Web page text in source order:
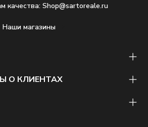
О КЛИЕНТАХ
качества: Shop@sartoreale.ru
Наши магазины